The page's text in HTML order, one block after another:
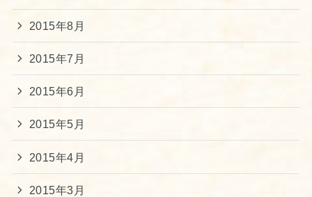
2015年8月
2015年7月
2015年6月
2015年5月
2015年4月
2015年3月